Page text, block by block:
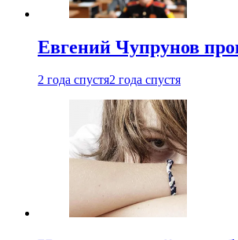
Евгений Чупрунов
2 года спустя2 года спустя